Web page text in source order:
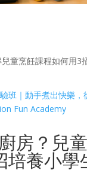
童烹飪課程如何用3
班｜動手煮出快樂，
Fun Academy
房？兒
培養小學